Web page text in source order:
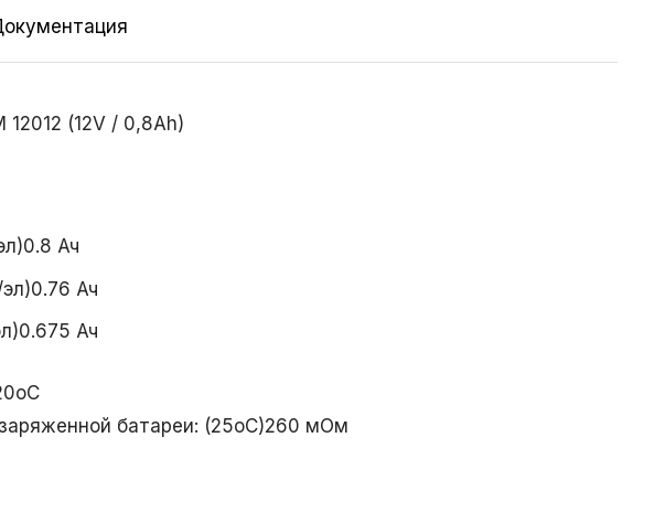
12012 (12V / 0,8Ah)
Ач
Ач
Ач
батареи: (25oС)260 мОм